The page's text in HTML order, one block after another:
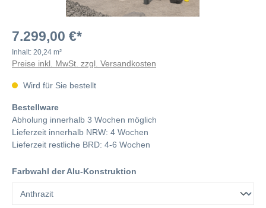
7.299,00 €*
Inhalt: 20,24 m²
Preise inkl. MwSt. zzgl. Versandkosten
Wird für Sie bestellt
Bestellware
Abholung innerhalb 3 Wochen möglich
Lieferzeit innerhalb NRW: 4 Wochen
Lieferzeit restliche BRD: 4-6 Wochen
Farbwahl der Alu-Konstruktion